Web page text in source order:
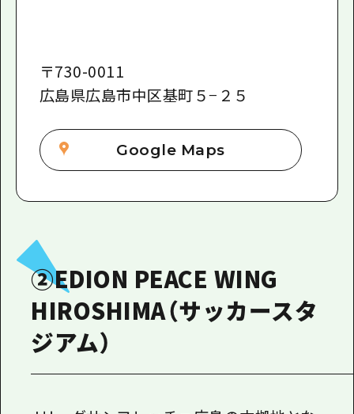
〒730-0011
広島県広島市中区基町５−２５
Google Maps
②EDION PEACE WING
HIROSHIMA（サッカースタ
ジアム）